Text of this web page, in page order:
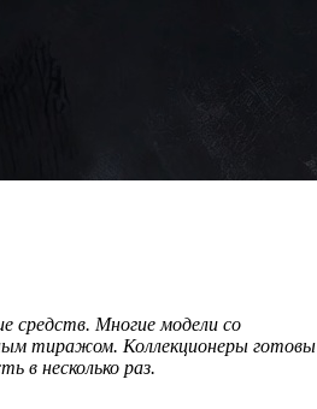
средств. Многие модели со
тиражом. Коллекционеры готовы
в несколько раз.